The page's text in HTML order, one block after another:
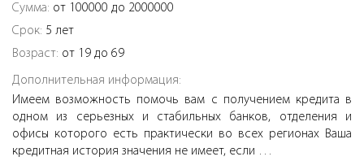
Сумма: от 100000 до 2000000
Срок: 5 лет
Возраст: от 19 до 69
Дополнительная информация:
Имеем возможность помочь вам с получением кредита в
одном из серьезных и стабильных банков, отделения и
офисы которого есть практически во всех регионах Ваша
кредитная история значения не имеет, если …